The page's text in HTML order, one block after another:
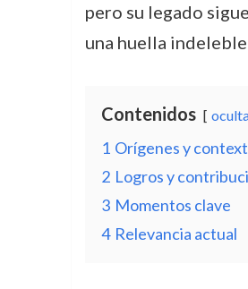
pero su legado
una huella
Contenidos
1 Orígenes y
2 Logros y
3 Momentos clave
4 Relevancia actual